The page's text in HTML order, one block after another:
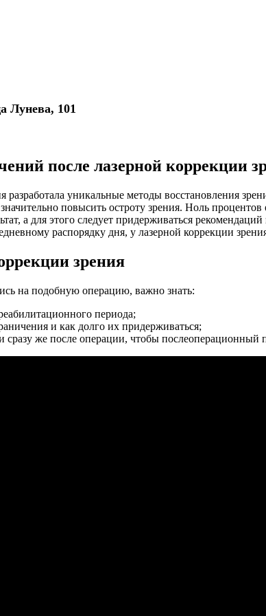
Лунева, 101
после лазерной коррекции
разработала уникальные методы восстановления
повысить остроту зрения. Ноль
а для этого следует придерживаться
распорядку дня, у лазерной коррекции
зрения
на подобную операцию, важно знать:
периода;
и как долго их придерживаться;
сразу же после операции, чтобы